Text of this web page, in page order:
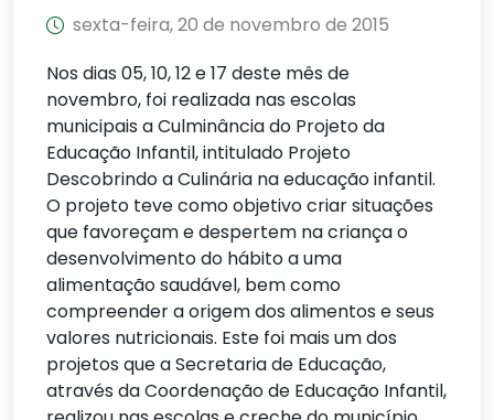
sexta-feira, 20 de novembro de 2015
Nos dias 05, 10, 12 e 17 deste mês de
novembro, foi realizada nas escolas
municipais a Culminância do Projeto da
Educação Infantil, intitulado Projeto
Descobrindo a Culinária na educação infantil.
O projeto teve como objetivocriar situações
que favoreçam e despertem na criança o
desenvolvimento do hábito a uma
alimentação saudável, bem como
compreender a origem dos alimentos e seus
valores nutricionais. Este foi mais um dos
projetos que a Secretaria de Educação,
através da Coordenação de Educação Infantil,